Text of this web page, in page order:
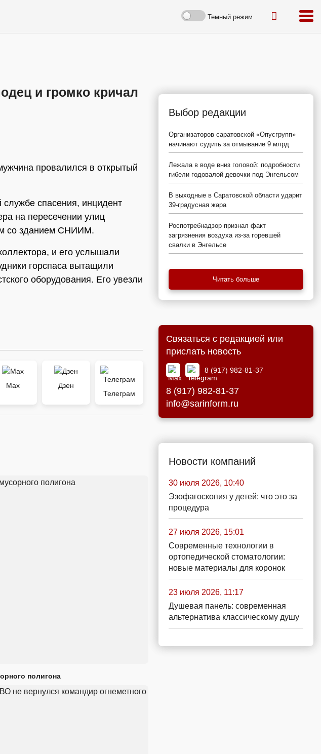
Темный режим
и громко кричал
провалился в открытый
спасения, инцидент
на пересечении улиц
со зданием СНИИМ.
и его услышали
горспаса вытащили
оборудования. Его увезли
Max
Дзен
Телеграм
полигона
Выбор редакции
Организаторов саратовской «Опусгрупп»
начинают судить за отмывание 9 млрд
Лежала в воде вниз головой: подробности
гибели годовалой девочки под Энгельсом
В выходные в Саратовской области ударит
39-градусная жара
Роспотребнадзор признал факт
загрязнения воздуха из-за горевшей
свалки в Энгельсе
Читать больше
Связаться с редакцией или
прислать новость
8 (917) 982-81-37
8 (917) 982-81-37
info@sarinform.ru
Новости компаний
30 июля 2026, 10:40
Эзофагоскопия у детей: что это за
процедура
27 июля 2026, 15:01
Современные технологии в
ортопедической стоматологии:
новые материалы для коронок
23 июля 2026, 11:17
Душевая панель: современная
альтернатива классическому душу